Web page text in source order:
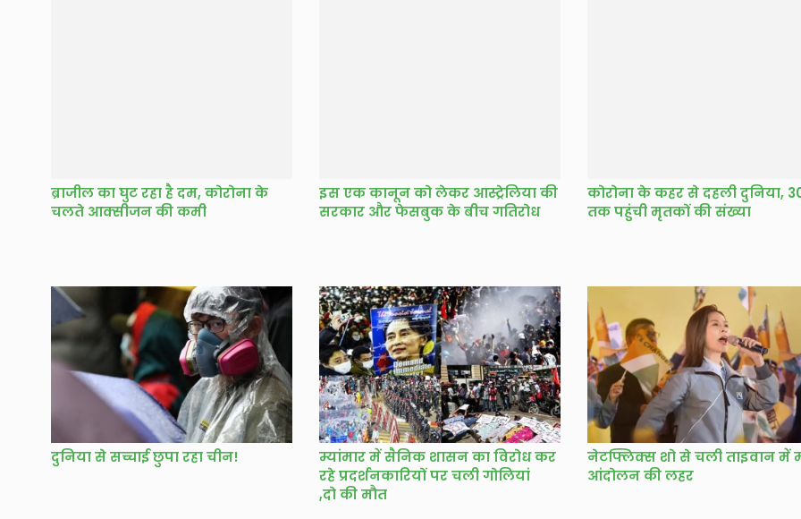
ब्राजील का घुट रहा है दम, कोरोना के
चलते आक्सीजन की कमी
इस एक कानून को लेकर आस्ट्रेलिया की
सरकार और फेसबुक के बीच गतिरोध
कोरोना के कहर से दहली दुनिया,
तक पहुंची मृतकों की संख्या
दुनिया से सच्चाई छुपा रहा चीन!
म्यांमार में सैनिक शासन का विरोध कर
रहे प्रदर्शनकारियों पर चली गोलियां
,दो की मौत
नेटफ्लिक्स शो से चली ताइवान में
आंदोलन की लहर